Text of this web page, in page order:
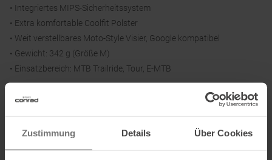
Zustimmung Details Über Cookies
• Integriertes MIPS-Sicherheitssystem
• Extra komfortable Coolfit Polster
• Weit verstellbares Moto-Style Visier, Google kompatibel
• Gewicht: 342 g (Größe M)
• Einsatzbereich: MTB Trailride, Tour, E-MTB
Material:
1 % Silikon